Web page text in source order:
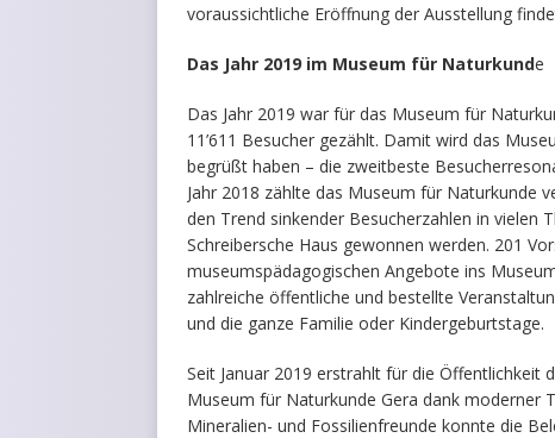
voraussichtliche Eröffnung der Ausstellung
Das Jahr 2019 im Museum für Naturkunde
Das Jahr 2019 war für das Museum für
11’611 Besucher gezählt. Damit wird das
begrüßt haben – die zweitbeste
Jahr 2018 zählte das Museum für Naturkunde
den Trend sinkender Besucherzahlen in vielen
Schreibersche Haus gewonnen werden. 201
museumspädagogischen Angebote ins
zahlreiche öffentliche und bestellte
und die ganze Familie oder Kindergeburtstage.
Seit Januar 2019 erstrahlt für die Öffentlichkeit
Museum für Naturkunde Gera dank moderner
Mineralien- und Fossilienfreunde konnte die